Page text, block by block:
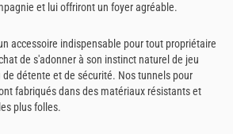
et lui offriront un foyer agréable.
accessoire indispensable pour tout propriétaire
de s'adonner à son instinct naturel de jeu
détente et de sécurité. Nos tunnels pour
fabriqués dans des matériaux résistants et
plus folles.